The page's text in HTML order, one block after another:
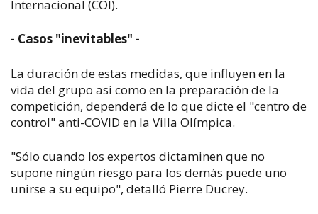
Internacional (COI).
- Casos "inevitables" -
La duración de estas medidas, que influyen en la
vida del grupo así como en la preparación de la
competición, dependerá de lo que dicte el "centro de
control" anti-COVID en la Villa Olímpica.
"Sólo cuando los expertos dictaminen que no
supone ningún riesgo para los demás puede uno
unirse a su equipo", detalló Pierre Ducrey.